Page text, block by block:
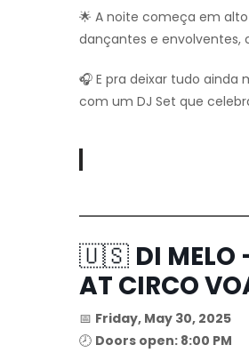
🌟 A noite começa em
dançantes e envolventes,
🎧 E pra deixar tudo ainda
com um DJ Set que
🇺🇸 DI MELO
AT CIRCO
📅 Friday, May 30, 2025
🕗 Doors open: 8:00 PM